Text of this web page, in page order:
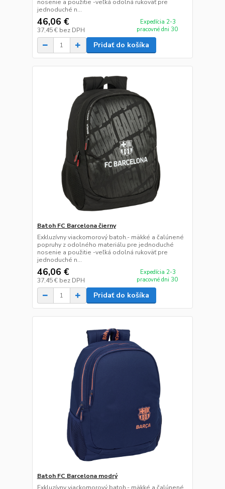
nosenie a použitie -veľká odolná rukoväť pre
jednoduché n...
46,06 €
37,45 € bez DPH
Expedícia 2-3
pracovné dni 30
Pridať do košíka
Batoh FC Barcelona čierny
Exkluzívny viackomorový batoh.- mäkké a čalúnené
popruhy z odolného materiálu pre jednoduché
nosenie a použitie -veľká odolná rukoväť pre
jednoduché n...
46,06 €
37,45 € bez DPH
Expedícia 2-3
pracovné dni 30
Pridať do košíka
Batoh FC Barcelona modrý